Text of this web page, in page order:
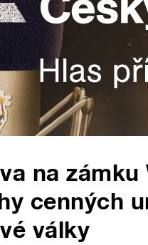
na
cenných
války